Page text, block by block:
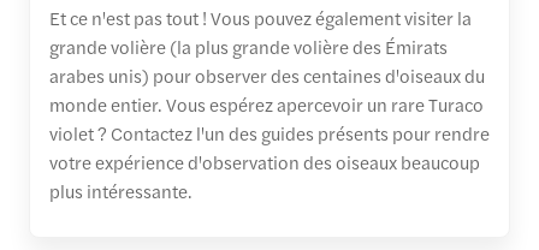
Et ce n'est pas tout ! Vous pouvez également visiter la
grande volière (la plus grande volière des Émirats
arabes unis) pour observer des centaines d'oiseaux du
monde entier. Vous espérez apercevoir un rare Turaco
violet ? Contactez l'un des guides présents pour rendre
votre expérience d'observation des oiseaux beaucoup
plus intéressante.